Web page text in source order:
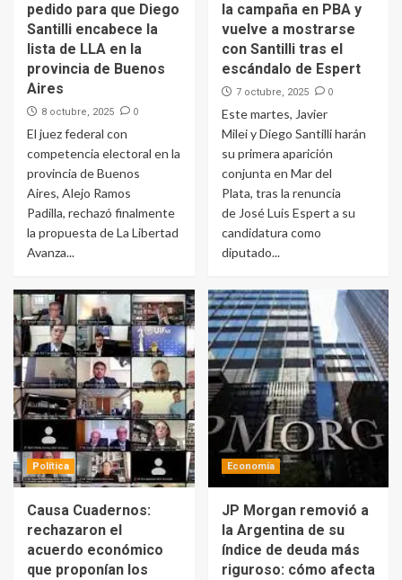
pedido para que Diego
Santilli encabece la
lista de LLA en la
provincia de Buenos
Aires
8 octubre, 2025 0
El juez federal con
competencia electoral en la
provincia de Buenos
Aires, Alejo Ramos
Padilla, rechazó finalmente
la propuesta de La Libertad
Avanza...
la campaña en PBA y
vuelve a mostrarse
con Santilli tras el
escándalo de Espert
7 octubre, 2025 0
Este martes, Javier
Milei y Diego Santilli harán
su primera aparición
conjunta en Mar del
Plata, tras la renuncia
de José Luis Espert a su
candidatura como
diputado...
Política
Causa Cuadernos:
rechazaron el
acuerdo económico
que proponían los
Economía
JP Morgan removió a
la Argentina de su
índice de deuda más
riguroso: cómo afecta